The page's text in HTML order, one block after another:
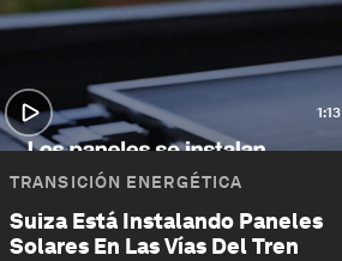
1:13
TRANSICIÓN ENERGÉTICA
Suiza Está Instalando Paneles
Solares En Las Vías Del Tren